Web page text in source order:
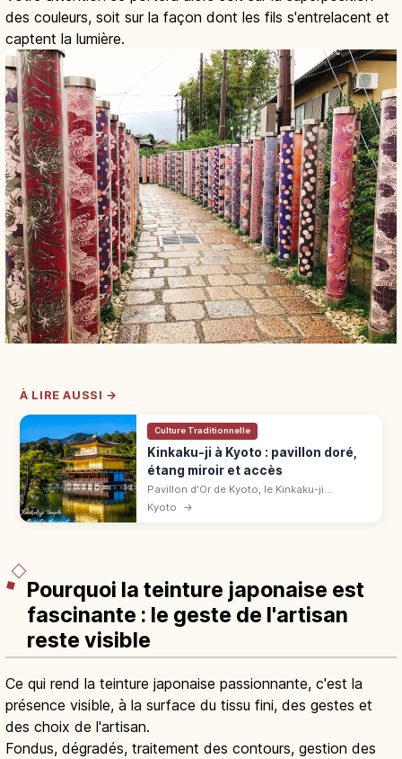
des couleurs, soit sur la façon dont les fils s'entrelacent et
captent la lumière.
À LIRE AUSSI →
Culture Traditionnelle
Kinkaku-ji à Kyoto : pavillon doré,
étang miroir et accès
Pavillon d'Or de Kyoto, le Kinkaku-ji
(UNESCO) éblouit avec ses 3 étages dorés
reflétés dans l'étang. Tarifs, horaires, accès
Kyoto →
Pourquoi la teinture japonaise est
fascinante : le geste de l'artisan
reste visible
Ce qui rend la teinture japonaise passionnante, c'est la
présence visible, à la surface du tissu fini, des gestes et
des choix de l'artisan.
Fondus, dégradés, traitement des contours, gestion des